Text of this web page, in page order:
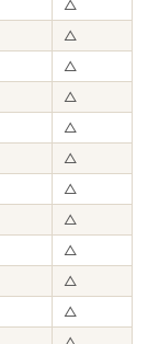
△
△
△
△
△
△
△
△
△
△
△